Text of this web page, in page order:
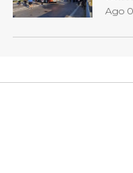
en
Ago